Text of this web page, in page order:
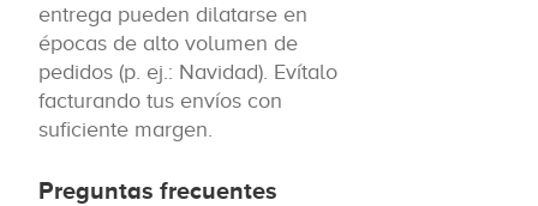
entrega pueden dilatarse en
épocas de alto volumen de
pedidos (p. ej.: Navidad). Evítalo
facturando tus envíos con
suficiente margen.
Preguntas frecuentes